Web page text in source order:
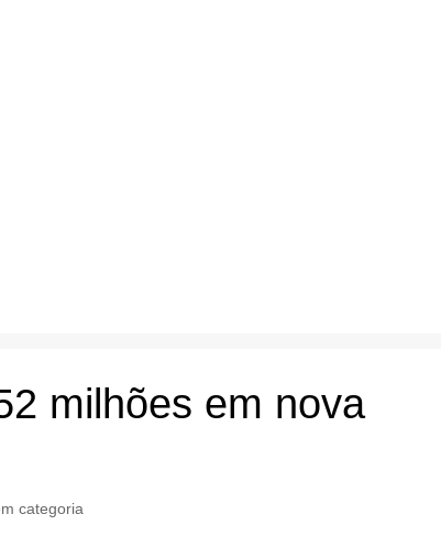
milhões em nova
categoria